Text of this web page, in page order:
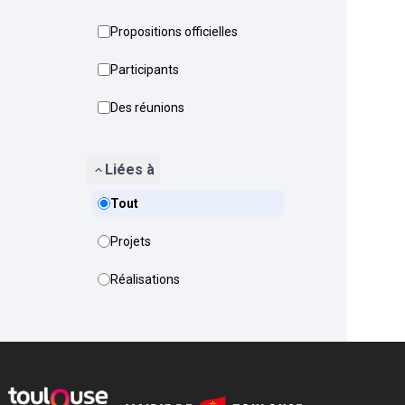
Propositions officielles
Participants
Des réunions
Liées à
Tout
Projets
Réalisations